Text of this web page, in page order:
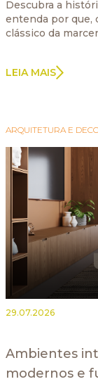
Descubra a
entenda por que,
clássico da
LEIA MAIS
ARQUITETURA E
29.07.2026
Ambientes
modernos e